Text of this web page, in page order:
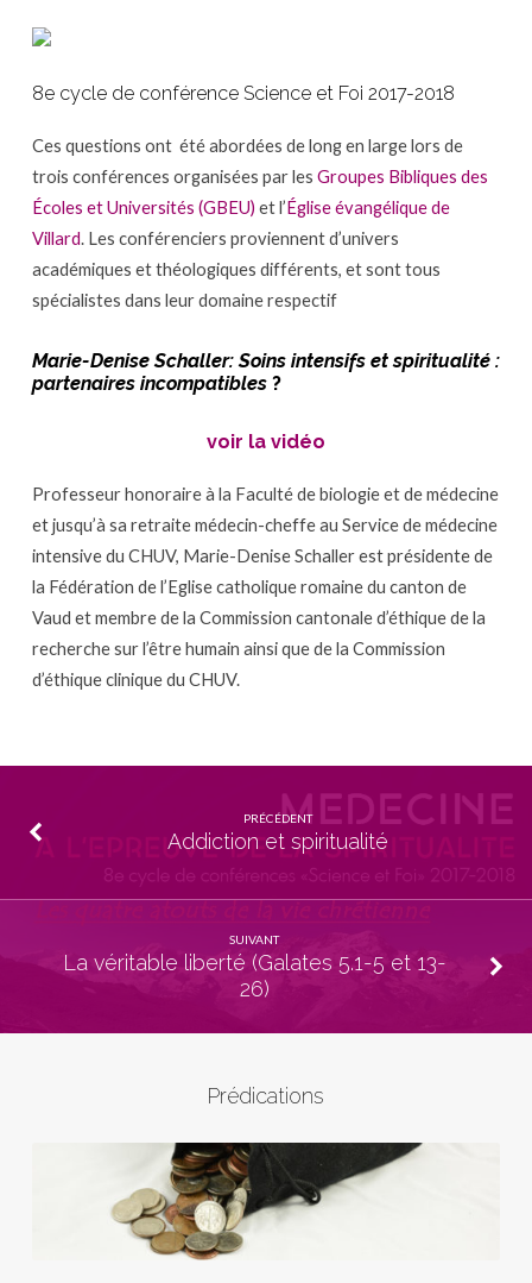
?
8e cycle de conférence Science et Foi 2017-2018
Ces questions ont été abordées de long en large lors de
trois conférences organisées par les Groupes Bibliques des
Écoles et Universités (GBEU) et l’Église évangélique de
Villard. Les conférenciers proviennent d’univers
académiques et théologiques différents, et sont tous
spécialistes dans leur domaine respectif
Marie-Denise Schaller: Soins intensifs et spiritualité :
partenaires incompatibles?
voir la vidéo
Professeur honoraire à la Faculté de biologie et de médecine
et jusqu’à sa retraite médecin-cheffe au Service de médecine
intensive du CHUV, Marie-Denise Schaller est présidente de
la Fédération de l’Eglise catholique romaine du canton de
Vaud et membre de la Commission cantonale d’éthique de la
recherche sur l’être humain ainsi que de la Commission
d’éthique clinique du CHUV.
PRÉCÉDENT
Addiction et spiritualité
SUIVANT
La véritable liberté (Galates 5.1-5 et 13-
26)
Prédications